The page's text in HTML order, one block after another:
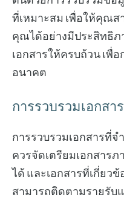
ที่เหมาะสม เพื่อให้คุณ
คุณได้อย่างมีประสิทธิภ
เอกสารให้ครบถ้วน เพื่
อนาคต
การรวบรวมเอกสา
การรวบรวมเอกสารที่
ควรจัดเตรียมเอกสารภ
ได้ และเอกสารที่เกี่ยว
สามารถติดตามรายรับ